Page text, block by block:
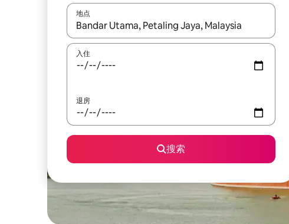
地点
如有搜索结果，请使用上下方向键查看，或通过点击或滑动
入住
退房
搜索